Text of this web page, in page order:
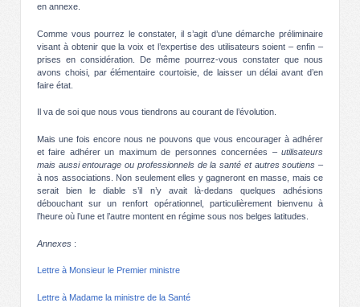
en annexe.
Comme vous pourrez le constater, il s’agit d’une démarche préliminaire
visant à obtenir que la voix et l’expertise des utilisateurs soient – enfin –
prises en considération. De même pourrez-vous constater que nous
avons choisi, par élémentaire courtoisie, de laisser un délai avant d’en
faire état.
Il va de soi que nous vous tiendrons au courant de l’évolution.
Mais une fois encore nous ne pouvons que vous encourager à adhérer
et faire adhérer un maximum de personnes concernées – utilisateurs
mais aussi entourage ou professionnels de la santé et autres soutiens –
à nos associations. Non seulement elles y gagneront en masse, mais ce
serait bien le diable s’il n’y avait là-dedans quelques adhésions
débouchant sur un renfort opérationnel, particulièrement bienvenu à
l’heure où l’une et l’autre montent en régime sous nos belges latitudes.
Annexes :
Lettre à Monsieur le Premier ministre
Lettre à Madame la ministre de la Santé